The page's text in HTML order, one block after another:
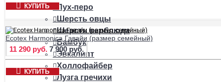
Пух-перо
Шерсть овцы
Шерсть верблюда
Бамбук
Эвкалипт
Холлофайбер
Лузга гречихи
КУПИТЬ
Ecotex Harmonica Гавайи (размер семейный)
11 290 руб. 7 900 руб.
КУПИТЬ